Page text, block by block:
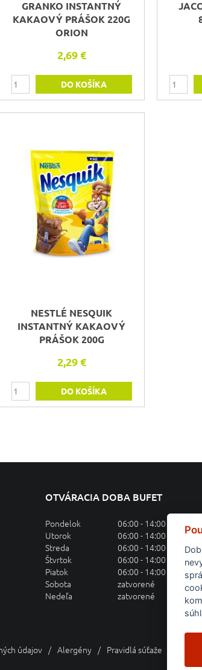
GRANKO INSTANTNÝ
KAKAOVÝ PRÁŠOK 220G
ORION
2,69 €
DO KOŠÍKA
NESTLÉ NESQUIK
INSTANTNÝ KAKAOVÝ
PRÁŠOK 200G
2,29 €
DO KOŠÍKA
OTVÁRACIA DOBA BUFET
Pondelok
06:00 - 14:00
Utorok
06:00 - 14:00
Streda
06:00 - 14:00
Štvrtok
06:00 - 14:00
Piatok
06:00 - 14:00
Sobota
zatvorené
Nedeľa
zatvorené
údajov Alergény Pravidlá súťaže